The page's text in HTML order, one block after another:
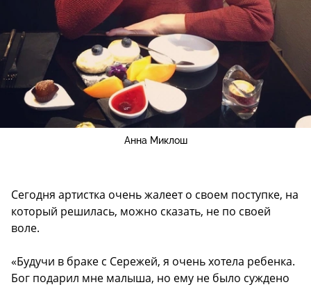
Анна Миклош
Сегодня артистка очень жалеет о своем поступке, на
который решилась, можно сказать, не по своей
воле.
«Будучи в браке с Сережей, я очень хотела ребенка.
Бог подарил мне малыша, но ему не было суждено